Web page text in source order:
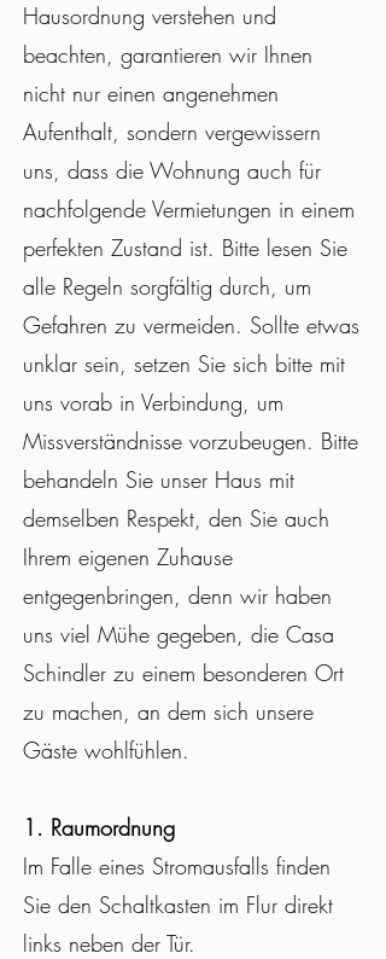
Hausordnung verstehen und
beachten, garantieren wir Ihnen
nicht nur einen angenehmen
Aufenthalt, sondern vergewissern
uns, dass die Wohnung auch für
nachfolgende Vermietungen in einem
perfekten Zustand ist. Bitte lesen Sie
alle Regeln sorgfältig durch, um
Gefahren zu vermeiden. Sollte etwas
unklar sein, setzen Sie sich bitte mit
uns vorab in Verbindung, um
Missverständnisse vorzubeugen. Bitte
behandeln Sie unser Haus mit
demselben Respekt, den Sie auch
Ihrem eigenen Zuhause
entgegenbringen, denn wir haben
uns viel Mühe gegeben, die Casa
Schindler zu einem besonderen Ort
zu machen, an dem sich unsere
Gäste wohlfühlen.
1. Raumordnung
Im Falle eines Stromausfalls finden
Sie den Schaltkasten im Flur direkt
links neben der Tür.